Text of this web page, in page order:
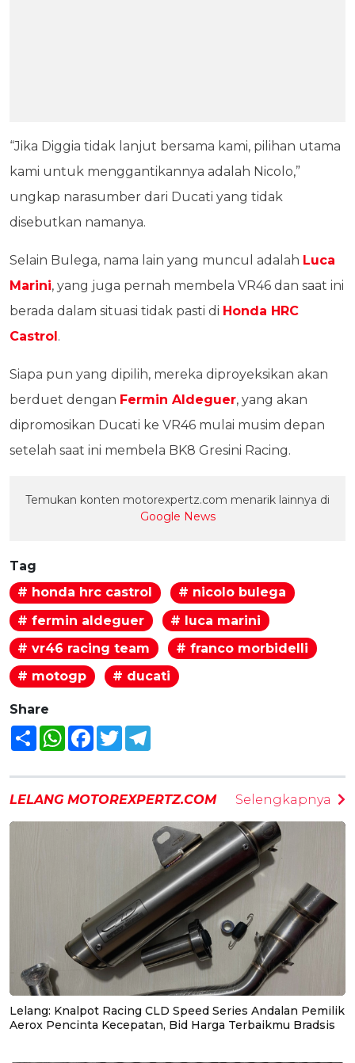
“Jika Diggia tidak lanjut bersama kami, pilihan utama
kami untuk menggantikannya adalah Nicolo,”
ungkap narasumber dari Ducati yang tidak
disebutkan namanya.
Selain Bulega, nama lain yang muncul adalah Luca
Marini, yang juga pernah membela VR46 dan saat ini
berada dalam situasi tidak pasti di Honda HRC
Castrol.
Siapa pun yang dipilih, mereka diproyeksikan akan
berduet dengan Fermin Aldeguer, yang akan
dipromosikan Ducati ke VR46 mulai musim depan
setelah saat ini membela BK8 Gresini Racing.
Temukan konten motorexpertz.com menarik lainnya di
Google News
Tag
# honda hrc castrol
# nicolo bulega
# fermin aldeguer
# luca marini
# vr46 racing team
# franco morbidelli
# motogp
# ducati
Share
Share WhatsAppFacebook
Twitter
LELANG MOTOREXPERTZ.COM Selengkapnya
Lelang: Knalpot Racing CLD Speed Series Andalan Pemilik
Aerox Pencinta Kecepatan, Bid Harga Terbaikmu Bradsis